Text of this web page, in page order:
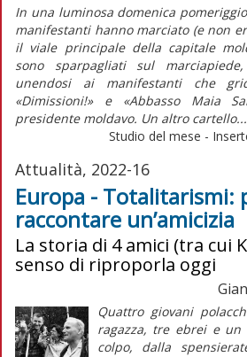
In una luminosa domenica
manifestanti hanno marciato (e non
il viale principale della capitale
sono sparpagliati sul
unendosi ai manifestanti che
«Dimissioni!» e «Abbasso Maia
presidente moldavo. Un altro cartello...
Studio del mese -
Attualità, 2022-16
Europa - Totalitarismi:
raccontare un’amicizia
La storia di 4 amici (tra cui
senso di riproporla oggi
Quattro giovani
ragazza, tre ebrei e un
colpo, dalla